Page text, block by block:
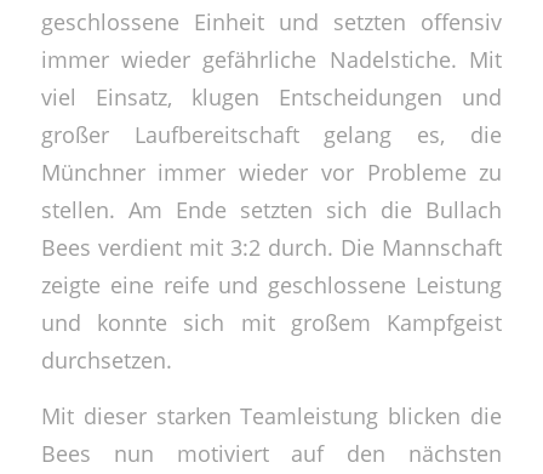
geschlossene Einheit und setzten offensiv
immer wieder gefährliche Nadelstiche. Mit
viel Einsatz, klugen Entscheidungen und
großer Laufbereitschaft gelang es, die
Münchner immer wieder vor Probleme zu
stellen. Am Ende setzten sich die Bullach
Bees verdient mit 3:2 durch. Die Mannschaft
zeigte eine reife und geschlossene Leistung
und konnte sich mit großem Kampfgeist
durchsetzen.
Mit dieser starken Teamleistung blicken die
Bees nun motiviert auf den nächsten